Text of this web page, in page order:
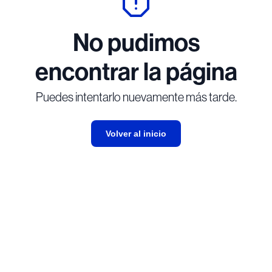
No pudimos
encontrar la página
Puedes intentarlo nuevamente más tarde.
Volver al inicio